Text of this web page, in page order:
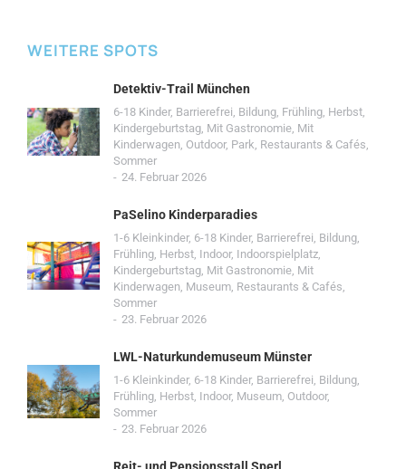
WEITERE SPOTS
Detektiv-Trail München
6-18 Kinder, Barrierefrei, Bildung, Frühling, Herbst,
Kindergeburtstag, Mit Gastronomie, Mit
Kinderwagen, Outdoor, Park, Restaurants & Cafés,
Sommer
24. Februar 2026
PaSelino Kinderparadies
1-6 Kleinkinder, 6-18 Kinder, Barrierefrei, Bildung,
Frühling, Herbst, Indoor, Indoorspielplatz,
Kindergeburtstag, Mit Gastronomie, Mit
Kinderwagen, Museum, Restaurants & Cafés,
Sommer
23. Februar 2026
LWL-Naturkundemuseum Münster
1-6 Kleinkinder, 6-18 Kinder, Barrierefrei, Bildung,
Frühling, Herbst, Indoor, Museum, Outdoor,
Sommer
23. Februar 2026